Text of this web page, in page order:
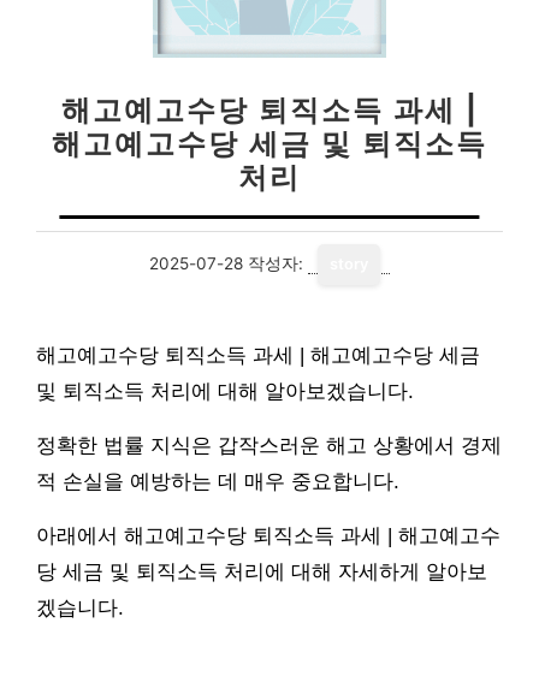
해고예고수당 퇴직소득 과세 |
해고예고수당 세금 및 퇴직소득
처리
2025-07-28 작성자:
해고예고수당 퇴직소득 과세 | 해고예고수당 세금
및 퇴직소득 처리에 대해 알아보겠습니다.
정확한 법률 지식은 갑작스러운 해고 상황에서 경제
적 손실을 예방하는 데 매우 중요합니다.
아래에서 해고예고수당 퇴직소득 과세 | 해고예고수
당 세금 및 퇴직소득 처리에 대해 자세하게 알아보
겠습니다.